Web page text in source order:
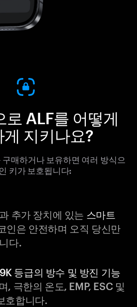
ALF를 어떻게
게 지키나요?
매하거나 보유하면 여러 방식으
키가 보호됩니다:
추가 장치에 있는 스마트
인은 안전하며 오직 당신만
다.
등급의 방수 및 방진 기능
, 극한의 온도, EMP, ESC 및
호합니다.